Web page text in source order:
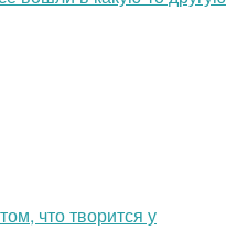
что творится у